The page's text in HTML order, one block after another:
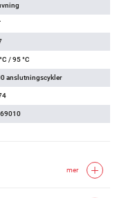
/ 95 °C
anslutningscykler
mer